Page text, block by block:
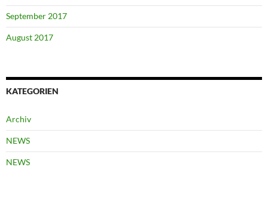
September 2017
August 2017
KATEGORIEN
Archiv
NEWS
NEWS